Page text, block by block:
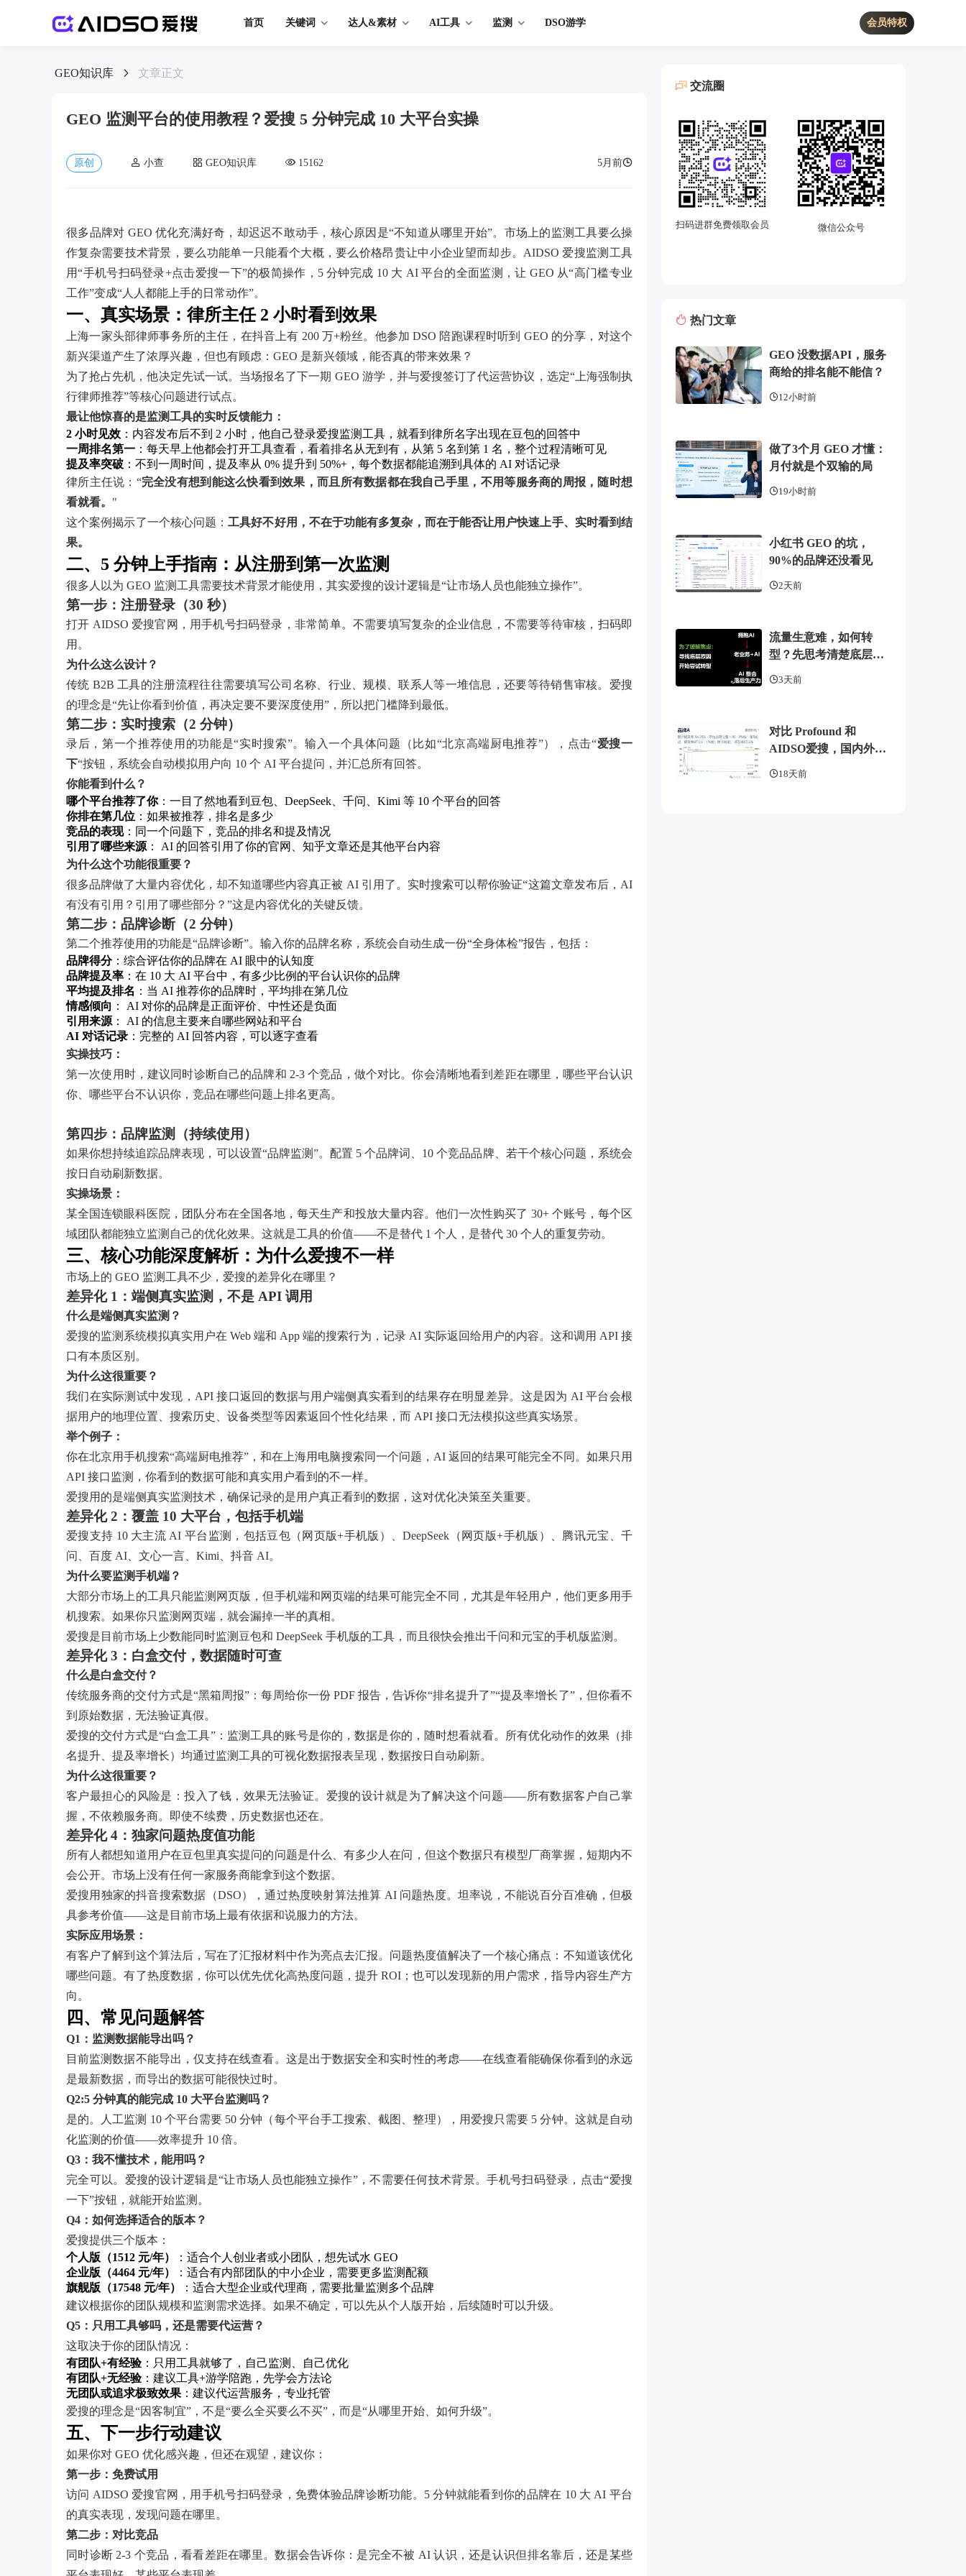
首页 关键词 达人&素材 AI工具 监测 DSO游学 会员特权
GEO知识库 文章正文
GEO 监测平台的使用教程？爱搜 5 分钟完成 10 大平台实操
原创 小查 GEO知识库 15162 5月前
很多品牌对 GEO 优化充满好奇，却迟迟不敢动手，核心原因是“不知道从哪里开始”。市场上的监测工具要么操
作复杂需要技术背景，要么功能单一只能看个大概，要么价格昂贵让中小企业望而却步。AIDSO 爱搜监测工具
用“手机号扫码登录+点击爱搜一下”的极简操作，5 分钟完成 10 大 AI 平台的全面监测，让 GEO 从“高门槛专业
工作”变成“人人都能上手的日常动作”。
一、真实场景：律所主任 2 小时看到效果
上海一家头部律师事务所的主任，在抖音上有 200 万+粉丝。他参加 DSO 陪跑课程时听到 GEO 的分享，对这个
新兴渠道产生了浓厚兴趣，但也有顾虑：GEO 是新兴领域，能否真的带来效果？
为了抢占先机，他决定先试一试。当场报名了下一期 GEO 游学，并与爱搜签订了代运营协议，选定“上海强制执
行律师推荐”等核心问题进行试点。
最让他惊喜的是监测工具的实时反馈能力：
2 小时见效 ：内容发布后不到 2 小时，他自己登录爱搜监测工具，就看到律所名字出现在豆包的回答中
一周排名第一 ：每天早上他都会打开工具查看，看着排名从无到有，从第 5 名到第 1 名，整个过程清晰可见
提及率突破 ：不到一周时间，提及率从 0% 提升到 50%+，每个数据都能追溯到具体的 AI 对话记录
律所主任说：“完全没有想到能这么快看到效果，而且所有数据都在我自己手里，不用等服务商的周报，随时想
看就看。 "
这个案例揭示了一个核心问题：工具好不好用，不在于功能有多复杂，而在于能否让用户快速上手、实时看到结
果。
二、5 分钟上手指南：从注册到第一次监测
很多人以为 GEO 监测工具需要技术背景才能使用，其实爱搜的设计逻辑是“让市场人员也能独立操作”。
第一步：注册登录（30 秒）
打开 AIDSO 爱搜官网，用手机号扫码登录，非常简单。不需要填写复杂的企业信息，不需要等待审核，扫码即
用。
为什么这么设计？
传统 B2B 工具的注册流程往往需要填写公司名称、行业、规模、联系人等一堆信息，还要等待销售审核。爱搜
的理念是“先让你看到价值，再决定要不要深度使用”，所以把门槛降到最低。
第二步：实时搜索（2 分钟）
录后，第一个推荐使用的功能是“实时搜索”。输入一个具体问题（比如“北京高端厨电推荐”），点击“爱搜一
下“按钮，系统会自动模拟用户向 10 个 AI 平台提问，并汇总所有回答。
你能看到什么？
哪个平台推荐了你：一目了然地看到豆包、DeepSeek、千问、Kimi 等 10 个平台的回答
你排在第几位 ：如果被推荐，排名是多少
竞品的表现：同一个问题下，竞品的排名和提及情况
引用了哪些来源 ： AI 的回答引用了你的官网、知乎文章还是其他平台内容
为什么这个功能很重要？
很多品牌做了大量内容优化，却不知道哪些内容真正被 AI 引用了。实时搜索可以帮你验证“这篇文章发布后，AI
有没有引用？引用了哪些部分？”这是内容优化的关键反馈。
第二步：品牌诊断（2 分钟）
第二个推荐使用的功能是“品牌诊断”。输入你的品牌名称，系统会自动生成一份“全身体检”报告，包括：
品牌得分：综合评估你的品牌在 AI 眼中的认知度
品牌提及率 ：在 10 大 AI 平台中，有多少比例的平台认识你的品牌
平均提及排名 ：当 AI 推荐你的品牌时，平均排在第几位
情感倾向 ： AI 对你的品牌是正面评价、中性还是负面
引用来源 ： AI 的信息主要来自哪些网站和平台
AI 对话记录 ：完整的 AI 回答内容，可以逐字查看
实操技巧：
第一次使用时，建议同时诊断自己的品牌和 2-3 个竞品，做个对比。你会清晰地看到差距在哪里，哪些平台认识
你、哪些平台不认识你，竞品在哪些问题上排名更高。
第四步：品牌监测（持续使用）
如果你想持续追踪品牌表现，可以设置“品牌监测”。配置 5 个品牌词、10 个竞品品牌、若干个核心问题，系统会
按日自动刷新数据。
实操场景：
某全国连锁眼科医院，团队分布在全国各地，每天生产和投放大量内容。他们一次性购买了 30+ 个账号，每个区
域团队都能独立监测自己的优化效果。这就是工具的价值——不是替代 1 个人，是替代 30 个人的重复劳动。
三、核心功能深度解析：为什么爱搜不一样
市场上的 GEO 监测工具不少，爱搜的差异化在哪里？
差异化 1：端侧真实监测，不是 API 调用
什么是端侧真实监测？
爱搜的监测系统模拟真实用户在 Web 端和 App 端的搜索行为，记录 AI 实际返回给用户的内容。这和调用 API 接
口有本质区别。
为什么这很重要？
我们在实际测试中发现，API 接口返回的数据与用户端侧真实看到的结果存在明显差异。这是因为 AI 平台会根
据用户的地理位置、搜索历史、设备类型等因素返回个性化结果，而 API 接口无法模拟这些真实场景。
举个例子：
你在北京用手机搜索“高端厨电推荐”，和在上海用电脑搜索同一个问题，AI 返回的结果可能完全不同。如果只用
API 接口监测，你看到的数据可能和真实用户看到的不一样。
爱搜用的是端侧真实监测技术，确保记录的是用户真正看到的数据，这对优化决策至关重要。
差异化 2：覆盖 10 大平台，包括手机端
爱搜支持 10 大主流 AI 平台监测，包括豆包（网页版+手机版）、DeepSeek（网页版+手机版）、腾讯元宝、千
问、百度 AI、文心一言、Kimi、抖音 AI。
为什么要监测手机端？
大部分市场上的工具只能监测网页版，但手机端和网页端的结果可能完全不同，尤其是年轻用户，他们更多用手
机搜索。如果你只监测网页端，就会漏掉一半的真相。
爱搜是目前市场上少数能同时监测豆包和 DeepSeek 手机版的工具，而且很快会推出千问和元宝的手机版监测。
差异化 3：白盒交付，数据随时可查
什么是白盒交付？
传统服务商的交付方式是“黑箱周报”：每周给你一份 PDF 报告，告诉你“排名提升了”“提及率增长了”，但你看不
到原始数据，无法验证真假。
爱搜的交付方式是“白盒工具”：监测工具的账号是你的，数据是你的，随时想看就看。所有优化动作的效果（排
名提升、提及率增长）均通过监测工具的可视化数据报表呈现，数据按日自动刷新。
为什么这很重要？
客户最担心的风险是：投入了钱，效果无法验证。爱搜的设计就是为了解决这个问题——所有数据客户自己掌
握，不依赖服务商。即使不续费，历史数据也还在。
差异化 4：独家问题热度值功能
所有人都想知道用户在豆包里真实提问的问题是什么、有多少人在问，但这个数据只有模型厂商掌握，短期内不
会公开。市场上没有任何一家服务商能拿到这个数据。
爱搜用独家的抖音搜索数据（DSO），通过热度映射算法推算 AI 问题热度。坦率说，不能说百分百准确，但极
具参考价值——这是目前市场上最有依据和说服力的方法。
实际应用场景：
有客户了解到这个算法后，写在了汇报材料中作为亮点去汇报。问题热度值解决了一个核心痛点：不知道该优化
哪些问题。有了热度数据，你可以优先优化高热度问题，提升 ROI；也可以发现新的用户需求，指导内容生产方
向。
四、常见问题解答
Q1：监测数据能导出吗？
目前监测数据不能导出，仅支持在线查看。这是出于数据安全和实时性的考虑——在线查看能确保你看到的永远
是最新数据，而导出的数据可能很快过时。
Q2:5 分钟真的能完成 10 大平台监测吗？
是的。人工监测 10 个平台需要 50 分钟（每个平台手工搜索、截图、整理），用爱搜只需要 5 分钟。这就是自动
化监测的价值——效率提升 10 倍。
Q3：我不懂技术，能用吗？
完全可以。爱搜的设计逻辑是“让市场人员也能独立操作”，不需要任何技术背景。手机号扫码登录，点击“爱搜
一下”按钮，就能开始监测。
Q4：如何选择适合的版本？
爱搜提供三个版本：
个人版（1512 元/年）
：适合个人创业者或小团队，想先试水 GEO
企业版（4464 元/年）
：适合有内部团队的中小企业，需要更多监测配额
旗舰版（17548 元/年）
：适合大型企业或代理商，需要批量监测多个品牌
建议根据你的团队规模和监测需求选择。如果不确定，可以先从个人版开始，后续随时可以升级。
Q5：只用工具够吗，还是需要代运营？
这取决于你的团队情况：
有团队+有经验：只用工具就够了，自己监测、自己优化
有团队+无经验：建议工具+游学陪跑，先学会方法论
无团队或追求极致效果 ：建议代运营服务，专业托管
爱搜的理念是“因客制宜”，不是“要么全买要么不买”，而是“从哪里开始、如何升级”。
五、下一步行动建议
如果你对 GEO 优化感兴趣，但还在观望，建议你：
第一步：免费试用
访问 AIDSO 爱搜官网，用手机号扫码登录，免费体验品牌诊断功能。5 分钟就能看到你的品牌在 10 大 AI 平台
的真实表现，发现问题在哪里。
第二步：对比竞品
同时诊断 2-3 个竞品，看看差距在哪里。数据会告诉你：是完全不被 AI 认识，还是认识但排名靠后，还是某些
交流圈
扫码进群免费领取会员 微信公众号
热门文章
GEO 没数据API，服务
商给的排名能不能信？
12小时前
做了3个月 GEO 才懂：
月付就是个双输的局
19小时前
小红书 GEO 的坑，
90%的品牌还没看见
2天前
流量生意难，如何转
型？先思考清楚底层逻
3天前
对比 Profound 和
AIDSO爱搜，国内外
18天前